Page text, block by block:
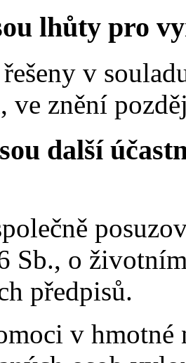
lhůty pro
v
ve znění
další
Sb., o
předpisů.
v hmotné